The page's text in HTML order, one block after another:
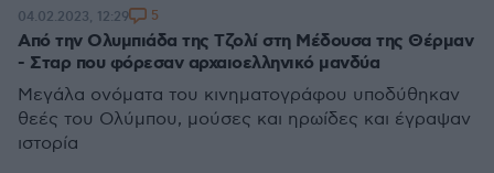
Από την Ολυμπιάδα της Τζολί στη Μέδουσα της Θέρμαν
- Σταρ που φόρεσαν αρχαιοελληνικό μανδύα
Μεγάλα ονόματα του κινηματογράφου υποδύθηκαν
θεές του Ολύμπου, μούσες και ηρωίδες και έγραψαν
ιστορία
04.02.2023, 12:29 5